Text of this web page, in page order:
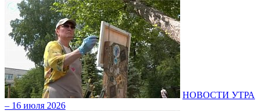
НОВОСТИ УТРА
– 16 июля 2026